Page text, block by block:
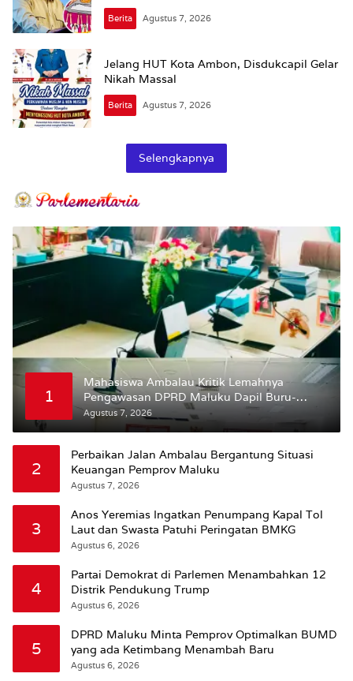
Berita Agustus 7, 2026
Jelang HUT Kota Ambon, Disdukcapil Gelar
Nikah Massal
Berita Agustus 7, 2026
Selengkapnya
1
Mahasiswa Ambalau Kritik Lemahnya
Pengawasan DPRD Maluku Dapil Buru-
Bursel Terhadap Proses Perubahan Status
Agustus 7, 2026
2
Perbaikan Jalan Ambalau Bergantung Situasi
Keuangan Pemprov Maluku
Agustus 7, 2026
3
Anos Yeremias Ingatkan Penumpang Kapal Tol
Laut dan Swasta Patuhi Peringatan BMKG
Agustus 6, 2026
4
Partai Demokrat di Parlemen Menambahkan 12
Distrik Pendukung Trump
Agustus 6, 2026
5
DPRD Maluku Minta Pemprov Optimalkan BUMD
yang ada Ketimbang Menambah Baru
Agustus 6, 2026